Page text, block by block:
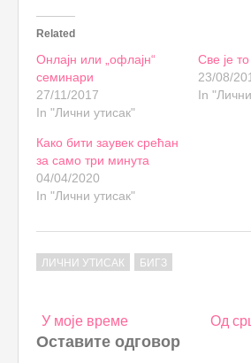
Related
Онлајн или „офлајн“
семинари
27/11/2017
In "Лични утисак"
Све је
23/08/
In
Како бити заувек срећан
за само три минута
04/04/2020
In "Лични утисак"
ЛИЧНИ УТИСАК БИГЗ
Post
navigation
У моје време Од
Оставите одговор